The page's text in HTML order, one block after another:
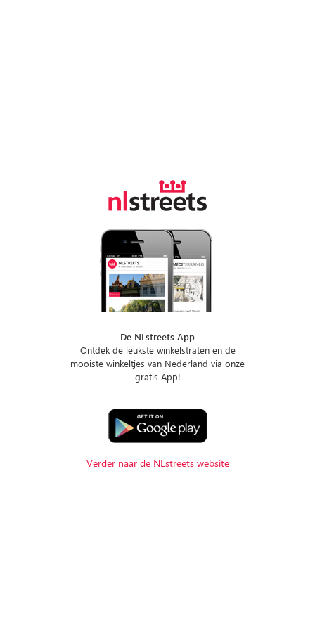
De NLstreets App
Ontdek de leukste winkelstraten en de
mooiste winkeltjes van Nederland via onze
gratis App!
Verder naar de NLstreets website